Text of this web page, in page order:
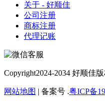
关于 - 好顺佳
公司注册
商标注册
代理记账
Copyright2024-2034 好顺佳
网站地图 | 备案号 .粤ICP备